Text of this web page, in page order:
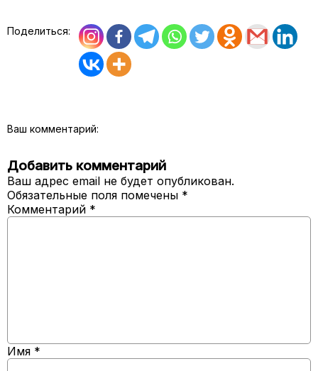
Поделиться:
Ваш комментарий:
Добавить комментарий
Ваш адрес email не будет опубликован.
Обязательные поля помечены *
Комментарий *
Имя *